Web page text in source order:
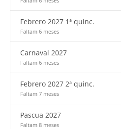
Febrero 2027 1ª quinc.
Faltam 6 meses
Carnaval 2027
Faltam 6 meses
Febrero 2027 2ª quinc.
Faltam 7 meses
Pascua 2027
Faltam 8 meses